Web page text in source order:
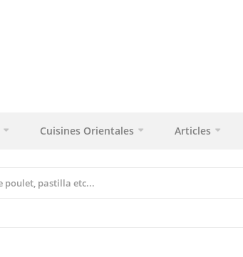
Cuisines Orientales Articles